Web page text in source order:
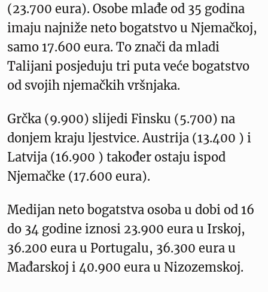
(23.700 eura). Osobe mlađe od 35 godina
imaju najniže neto bogatstvo u Njemačkoj,
samo 17.600 eura. To znači da mladi
Talijani posjeduju tri puta veće bogatstvo
od svojih njemačkih vršnjaka.
Grčka (9.900) slijedi Finsku (5.700) na
donjem kraju ljestvice. Austrija (13.400 ) i
Latvija (16.900 ) također ostaju ispod
Njemačke (17.600 eura).
Medijan neto bogatstva osoba u dobi od 16
do 34 godine iznosi 23.900 eura u Irskoj,
36.200 eura u Portugalu, 36.300 eura u
Mađarskoj i 40.900 eura u Nizozemskoj.